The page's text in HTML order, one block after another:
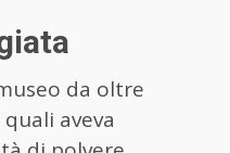
da oltre
aveva